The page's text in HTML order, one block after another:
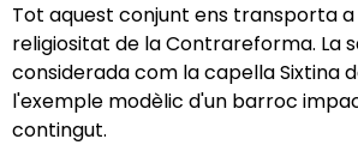
Tot aquest conjunt ens transporta
religiositat de la Contrareforma. La
considerada com la capella Sixtina
l'exemple modèlic d'un barroc
contingut.